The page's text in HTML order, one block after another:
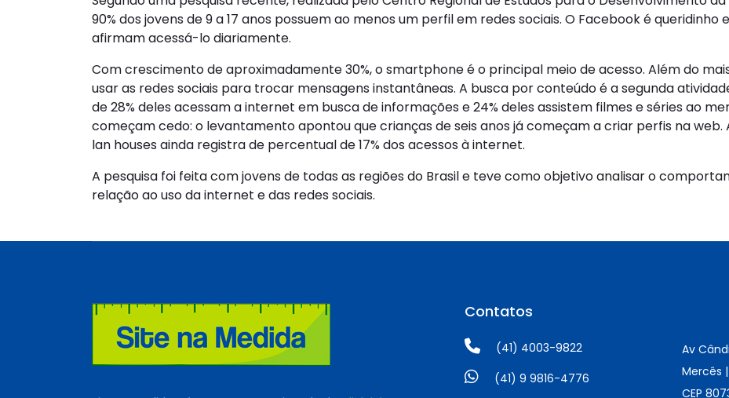
90% dos jovens de 9 a 17 anos possuem ao menos um perfil em redes sociais. O Facebook é
afirmam acessá-lo diariamente.
Com crescimento de aproximadamente 30%, o smartphone é o principal meio de acesso. Além do
usar as redes sociais para trocar mensagens instantâneas. A busca por conteúdo é a segunda
de 28% deles acessam a internet em busca de informações e 24% deles assistem filmes e séries ao
começam cedo: o levantamento apontou que crianças de seis anos já começam a criar perfis na web.
lan houses ainda registra de percentual de 17% dos acessos à internet.
A pesquisa foi feita com jovens de todas as regiões do Brasil e teve como objetivo analisar o
relação ao uso da internet e das redes sociais.
Contatos
(41) 4003-9822
(41) 9 9816-4776
Av
Mercês
CEP